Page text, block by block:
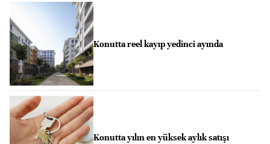
Konutta reel kayıp yedinci ayında
Konutta yılın en yüksek aylık satışı